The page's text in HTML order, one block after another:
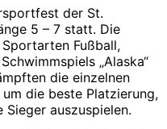
der St.
5 – 7 statt. Die
Fußball,
„Alaska“
die einzelnen
die beste Platzierung,
Sieger auszuspielen.